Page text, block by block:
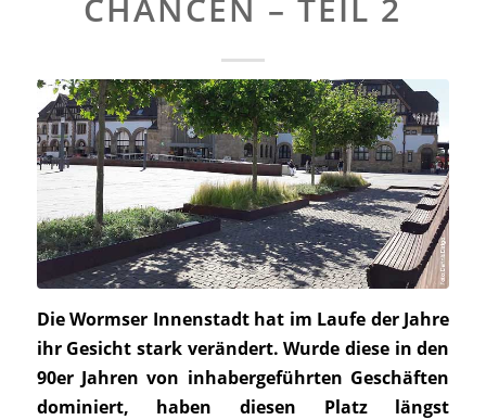
CHANCEN – TEIL 2
Die Wormser Innenstadt hat im Laufe der Jahre
ihr Gesicht stark verändert. Wurde diese in den
90er Jahren von inhabergeführten Geschäften
dominiert, haben diesen Platz längst